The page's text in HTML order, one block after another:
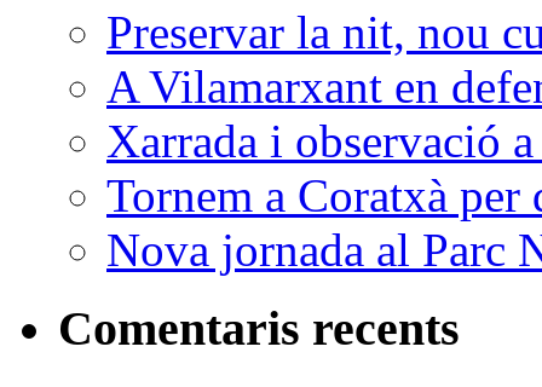
Preservar la nit, nou
A Vilamarxant en
Xarrada i observació
Tornem a Coratxà per
Nova jornada al Parc
Comentaris recents